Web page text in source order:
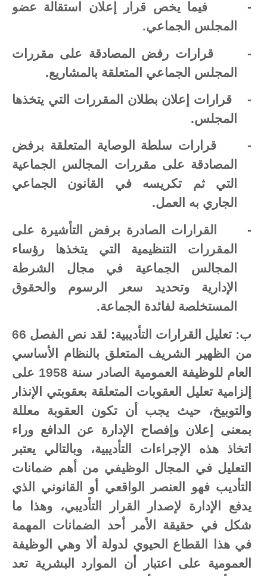
-
فيما يخص قرار إعلان استقالة عضو
المجلس الجماعي.
-
قرارات رفض المصادقة على مقررات
المجلس الجماعي المتعلقة بالمشاريع.
-
قرارات إعلان بطلان المقررات التي يتخذها
المجلس.
-
قرارات سلطة الوصاية المتعلقة برفض
المصادقة على مقررات المجالس الجماعية
التي ثم تكريسه في القانون الجماعي
الجاري به العمل.
-
القرارات الصادرة برفض التأشيرة على
المقررات التنظيمية التي يتخذها رؤساء
المجالس الجماعية في مجال الشرطة
الإدارية وتحديد سعر الرسوم والحقوق
المستخلصة لفائدة الجماعة.
ب: تعليل القرارات التأديبية: لقد نص الفصل 66
من الظهير الشريف المتعلق بالنظام الأساسي
العام للوظيفة العمومية الصادر سنة 1958 على
إلزامية تعليل العقوبات المتعلقة بعقوبتي الإنذار
والتوبيخ، حيث يجب أن تكون العقوبة معللة
بمعنى إعلان وإفصاح الإدارة عن الدافع وراء
اتخاذ هذه الإجراءات التأديبية، وبالتالي يعتبر
التعليل في المجال الوظيفي من أهم ضمانات
التأديب فهو العنصر الواقعي أو القانوني الذي
يدفع الإدارة لإصدار القرار التأديبي، وهذا ما
شكل في حقيقة الأمر أحد الضمانات المهمة
في هذا القطاع الحيوي لدولة ألا وهي الوظيفة
العمومية على اعتبار أن الموارد البشرية تعد